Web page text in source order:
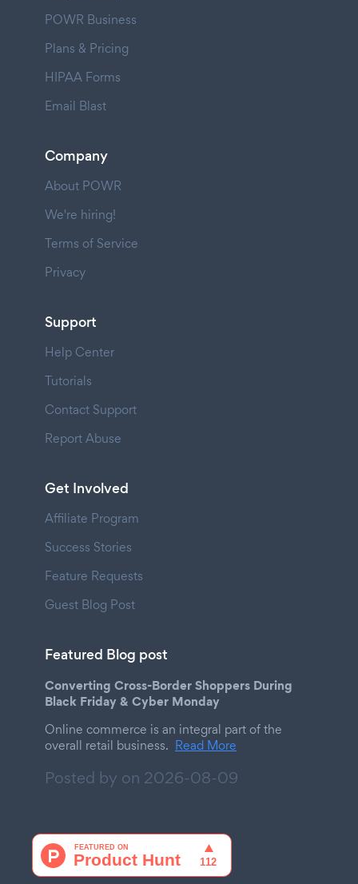
POWR Business
Plans & Pricing
HIPAA Forms
Email Blast
Company
About POWR
We're hiring!
Terms of Service
Privacy
Support
Help Center
Tutorials
Contact Support
Report Abuse
Get Involved
Affiliate Program
Success Stories
Feature Requests
Guest Blog Post
Featured Blog post
Converting Cross-Border Shoppers During
Black Friday & Cyber Monday
Online commerce is an integral part of the
overall retail business. Read More
Posted by on 2026-08-09